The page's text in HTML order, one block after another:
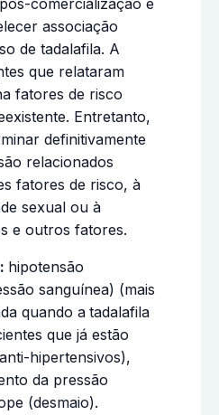
associação
de tadalafila. A
que relataram
fatores de risco
Entretanto,
definitivamente
relacionados
fatores de risco, à
sexual ou à
e outros fatores.
hipotensão
sanguínea) (mais
quando a tadalafila
que já estão
hipertensivos),
da pressão
(desmaio).